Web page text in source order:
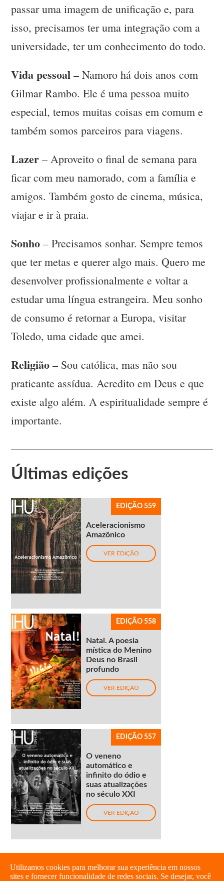
passar uma imagem de unificação e, para
isso, precisamos ter uma integração com a
universidade, ter um conhecimento do todo.
Vida pessoal – Namoro há dois anos com
Gilmar Rambo. Ele é uma pessoa muito
especial, temos muitas coisas em comum e
também somos parceiros para viagens.
Lazer – Aproveito o final de semana para
ficar com meu namorado, com a família e
amigos. Também gosto de cinema, música,
viajar e ir à praia.
Sonho – Precisamos sonhar. Sempre temos
que ter metas e querer algo mais. Quero me
desenvolver profissionalmente e voltar a
estudar uma língua estrangeira. Meu sonho
de consumo é retornar a Europa, visitar
Toledo, uma cidade que amei.
Religião – Sou católica, mas não sou
praticante assídua. Acredito em Deus e que
existe algo além. A espiritualidade sempre é
importante.
Últimas edições
EDIÇÃO 559
Aceleracionismo
Amazônico
VER EDIÇÃO
EDIÇÃO 558
Natal. A poesia
mística do Menino
Deus no Brasil
profundo
VER EDIÇÃO
EDIÇÃO 557
O veneno
automático e
infinito do ódio e
suas atualizações
no século XXI
VER EDIÇÃO
Utilizamos cookies para melhorar sua experiência em nossos
sites e fornecer funcionalidade de redes sociais. Se desejar, você